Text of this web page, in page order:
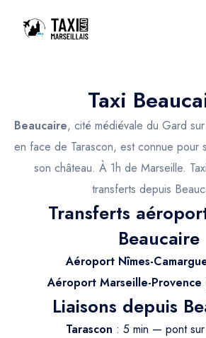
Nos services
Nos services
Taxis Aéroport
Trajet Gare SNCF
Trajet Port croisière
Trajet Séminaire
Trajet Santé
Trajet Longue Distance
Taxis aéroport
Réservation
Actualités & évènements
Contactez-nous
Taxi
Beaucaire, cité médiévale du Gard
en face de Tarascon, est connue pour
son château. À 1h de Marseille.
transferts depuis
Transferts
Beaucaire
Aéroport Nîmes-
Aéroport Marseille-Provence
Liaisons depuis
Tarascon : 5 min — pont